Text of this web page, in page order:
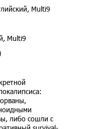
Multi9
Multi9
либо сошли с